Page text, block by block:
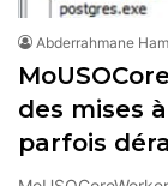
Abderrahmane
des mises
parfois